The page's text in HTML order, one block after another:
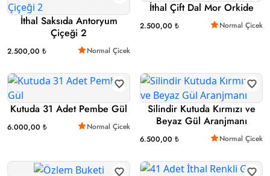
İthal Saksıda Antoryum
Çiçeği 2
2.500,00 ₺ Normal Çicek
İthal Çift Dal Mor Orkide
2.500,00 ₺ Normal Çicek
Kutuda 31 Adet Pembe Gül
6.000,00 ₺ Normal Çicek
Silindir Kutuda Kırmızı ve
Beyaz Gül Aranjmanı
6.500,00 ₺ Normal Çicek